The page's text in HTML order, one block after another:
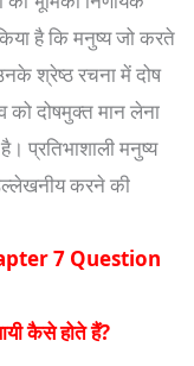
है कि मनुष्य जो करते
श्रेष्ठ रचना में दोष
को दोषमुक्त मान लेना
प्रतिभाशाली मनुष्य
करने की
7 Question
कैसे होते हैं?